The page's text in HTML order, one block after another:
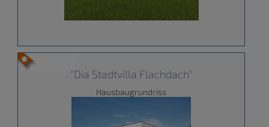
"Dia Stadtvilla Flachdach"
Hausbaugrundriss